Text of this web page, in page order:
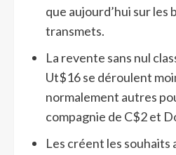
que aujourd’hui sur les
transmets.
La revente sans nul
Ut$16 se déroulent
normalement autres
compagnie de C$2 et
Les créent les souhaits